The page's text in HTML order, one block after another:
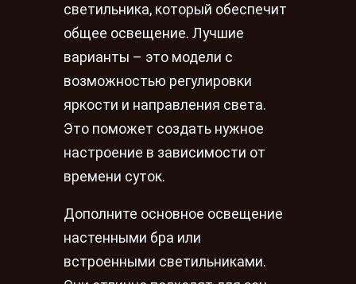
светильника, который обеспечит
общее освещение. Лучшие
варианты – это модели с
возможностью регулировки
яркости и направления света.
Это поможет создать нужное
настроение в зависимости от
времени суток.
Дополните основное освещение
настенными бра или
встроенными светильниками.